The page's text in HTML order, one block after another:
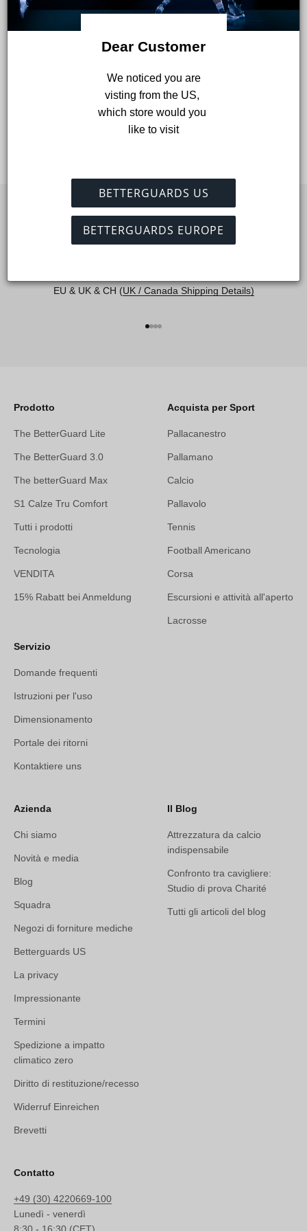
nostro negozio.
Informazioni personali
Accesso ai dati personali
È possibile utilizzare il link sottostante per richiedere un rapporto
che conterrà tutte le informazioni personali da noi memorizzate.
EU & UK & CH (UK / Canada Shipping Details)
Prodotto
The BetterGuard Lite
The BetterGuard 3.0
The betterGuard Max
S1 Calze Tru Comfort
Tutti i prodotti
Tecnologia
VENDITA
15% Rabatt bei Anmeldung
Servizio
Domande frequenti
Istruzioni per l'uso
Dimensionamento
Portale dei ritorni
Kontaktiere uns
Acquista per Sport
Pallacanestro
Pallamano
Calcio
Pallavolo
Tennis
Football Americano
Corsa
Escursioni e attività all'aperto
Lacrosse
Azienda
Chi siamo
Novità e media
Blog
Squadra
Negozi di forniture mediche
Betterguards US
La privacy
Impressionante
Termini
Spedizione a impatto
climatico zero
Diritto di restituzione/recesso
Widerruf Einreichen
Brevetti
Il Blog
Attrezzatura da calcio
indispensabile
Confronto tra cavigliere:
Studio di prova Charité
Tutti gli articoli del blog
Contatto
+49 (30) 4220669-100
Lunedì - venerdì
8:30 - 16:30 (CET)
Dear Customer
visting from the US,
which store would you
like to visit
BETTERGUARDS US
BETTERGUARDS EUROPE